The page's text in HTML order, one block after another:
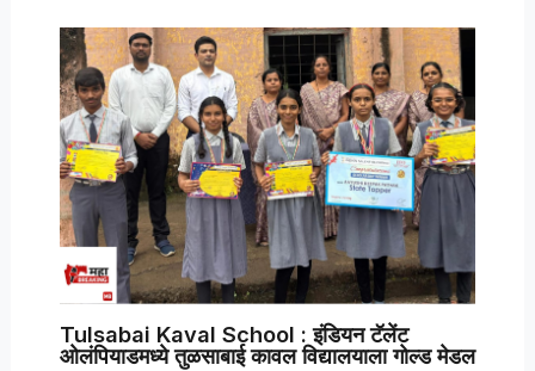
Tulsabai Kaval School : इंडियन टॅलेंट
ओलंपियाडमध्ये तुळसाबाई कावल विद्यालयाला गोल्ड मेडल